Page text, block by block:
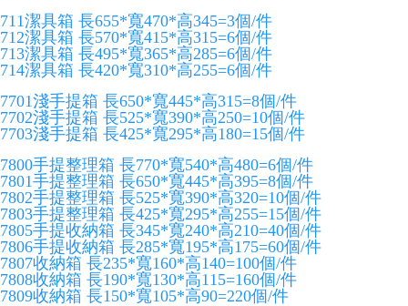
711潔具箱 長655*寬470*高345=3個/件
712潔具箱 長570*寬415*高315=6個/件
713潔具箱 長495*寬365*高285=6個/件
714潔具箱 長420*寬310*高255=6個/件
7701淺手提箱 長650*寬445*高315=8個/件
7702淺手提箱 長525*寬390*高250=10個/件
7703淺手提箱 長425*寬295*高180=15個/件
7800手提整理箱 長770*寬540*高480=6個/件
7801手提整理箱 長650*寬445*高395=8個/件
7802手提整理箱 長525*寬390*高320=10個/件
7803手提整理箱 長425*寬295*高255=15個/件
7805手提收納箱 長345*寬240*高210=40個/件
7806手提收納箱 長285*寬195*高175=60個/件
7807收納箱 長235*寬160*高140=100個/件
7808收納箱 長190*寬130*高115=160個/件
7809收納箱 長150*寬105*高90=220個/件